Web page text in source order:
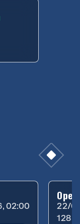
02:00
22/
128